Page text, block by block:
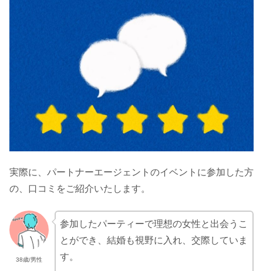
実際に、パートナーエージェントのイベントに参加した方
の、口コミをご紹介いたします。
38歳/男性
参加したパーティーで理想の女性と出会うこ
とができ、結婚も視野に入れ、交際していま
す。